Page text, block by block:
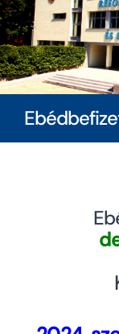
Diákoknak